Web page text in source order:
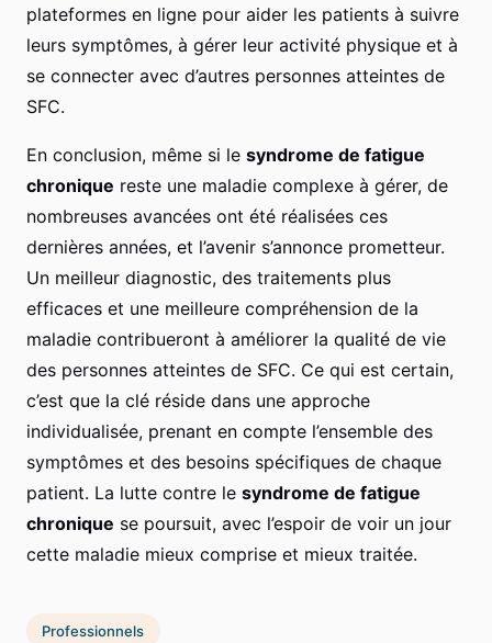
plateformes en ligne pour aider les patients à suivre
leurs symptômes, à gérer leur activité physique et à
se connecter avec d’autres personnes atteintes de
SFC.
En conclusion, même si le syndrome de fatigue
chronique reste une maladie complexe à gérer, de
nombreuses avancées ont été réalisées ces
dernières années, et l’avenir s’annonce prometteur.
Un meilleur diagnostic, des traitements plus
efficaces et une meilleure compréhension de la
maladie contribueront à améliorer la qualité de vie
des personnes atteintes de SFC. Ce qui est certain,
c’est que la clé réside dans une approche
individualisée, prenant en compte l’ensemble des
symptômes et des besoins spécifiques de chaque
patient. La lutte contre le syndrome de fatigue
chronique se poursuit, avec l’espoir de voir un jour
cette maladie mieux comprise et mieux traitée.
Professionnels